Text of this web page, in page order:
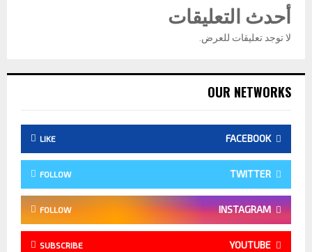
أحدث التعليقات
لا توجد تعليقات للعرض.
OUR NETWORKS
FACEBOOK
LIKE
TWITTER
FOLLOW
INSTAGRAM
FOLLOW
YOUTUBE
SUBSCRIBE